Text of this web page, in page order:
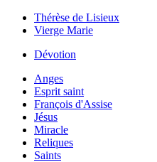
Thérèse de Lisieux
Vierge Marie
Dévotion
Anges
Esprit saint
François d'Assise
Jésus
Miracle
Reliques
Saints